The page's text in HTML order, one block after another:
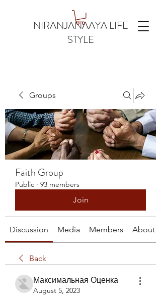
NIRANJANAAYA LIFE
STYLE
Groups
Faith Group
Public · 93 members
Join
Discussion Media Members About
Back
Максимальная Оценка
August 5, 2023